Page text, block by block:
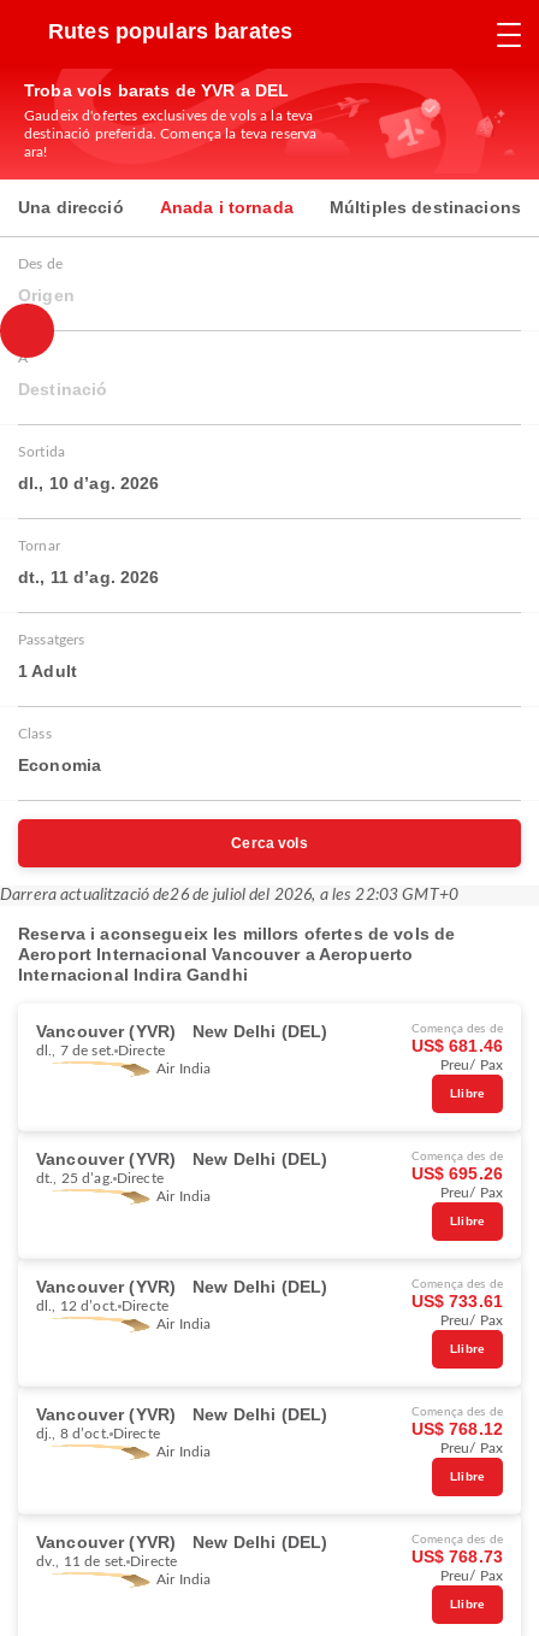
Rutes populars barates
Troba vols barats de YVR a DEL
Gaudeix d'ofertes exclusives de vols a la teva
destinació preferida. Comença la teva reserva
ara!
Una direcció Anada i tornada Múltiples destinacions
Des de
Origen
A
Destinació
Sortida
dl., 10 d’ag. 2026
Tornar
dt., 11 d’ag. 2026
Passatgers
1 Adult
Class
Economia
Cerca vols
Darrera actualització de26 de juliol del 2026, a les 22:03 GMT+0
Reserva i aconsegueix les millors ofertes de vols de
Aeroport Internacional Vancouver a Aeropuerto
Internacional Indira Gandhi
Vancouver (YVR) New Delhi (DEL)
dl., 7 de set. Directe
Air India
Comença des de
US$ 681.46
Preu/ Pax
Llibre
Vancouver (YVR) New Delhi (DEL)
dt., 25 d’ag. Directe
Air India
Comença des de
US$ 695.26
Preu/ Pax
Llibre
Vancouver (YVR) New Delhi (DEL)
dl., 12 d’oct. Directe
Air India
Comença des de
US$ 733.61
Preu/ Pax
Llibre
Vancouver (YVR) New Delhi (DEL)
dj., 8 d’oct. Directe
Air India
Comença des de
US$ 768.12
Preu/ Pax
Llibre
Vancouver (YVR) New Delhi (DEL)
dv., 11 de set. Directe
Air India
Comença des de
US$ 768.73
Preu/ Pax
Llibre